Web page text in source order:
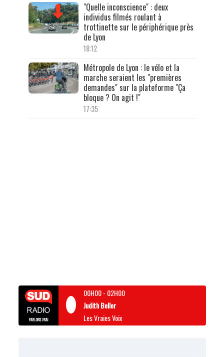
"Quelle inconscience" : deux
individus filmés roulant à
trottinette sur le périphérique près
de Lyon
18:12
Métropole de Lyon : le vélo et la
marche seraient les "premières
demandes" sur la plateforme "Ça
bloque ? On agit !"
17:35
00H00- 02H00
Judith Beller
Les Vraies Voix